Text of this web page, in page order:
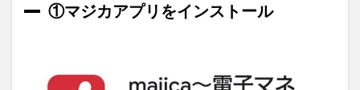
①マジカアプリをインストール